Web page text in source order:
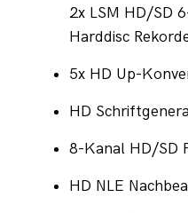
2x LSM HD/SD
Harddisc
5x HD Up-
HD
8-Kanal HD/SD
HD NLE